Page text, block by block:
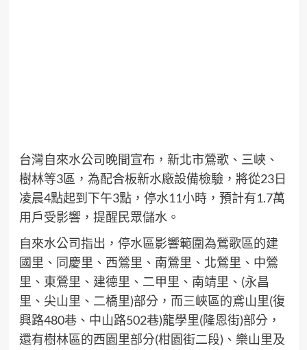
台灣自來水公司晚間宣布，新北市鶯歌、三峽、
樹林等3區，為配合板新水廠設備檢驗，將從23日
凌晨4點起到下午3點，停水11小時，預計有1.7萬
用戶受影響，提醒民眾儲水。
自來水公司指出，停水區影響範圍為鶯歌區的建
國里、同慶里、西鶯里、南鶯里、北鶯里、中鶯
里、東鶯里、建德里、二甲里、南靖里、(永昌
里、尖山里、二橋里)部分，而三峽區的鳶山里(復
興路480巷、中山路502巷)龍學里(隆恩街)部分，
還有樹林區的西園里部分(柑園街二段)、樂山里及